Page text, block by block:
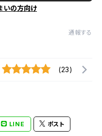
いの方向け
通報する
(23)
LINE ポスト